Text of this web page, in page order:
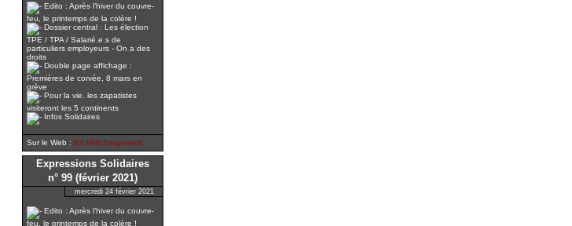
Edito : Après l’hiver du couvre-
feu, le printemps de la colère !
Dossier central : Les élection
TPE / TPA / Salarié.e.s de
particuliers employeurs - On a des
droits
Double page affichage :
Premières de corvée, 8 mars en
grève
Pour la vie. les zapatistes
visiteront les 5 continents
Infos Solidaires
Sur le Web : En téléchargement
Expressions Solidaires
n° 99 (février 2021)
mercredi 24 février 2021
Edito : Après l’hiver du couvre-
feu, le printemps de la colère !